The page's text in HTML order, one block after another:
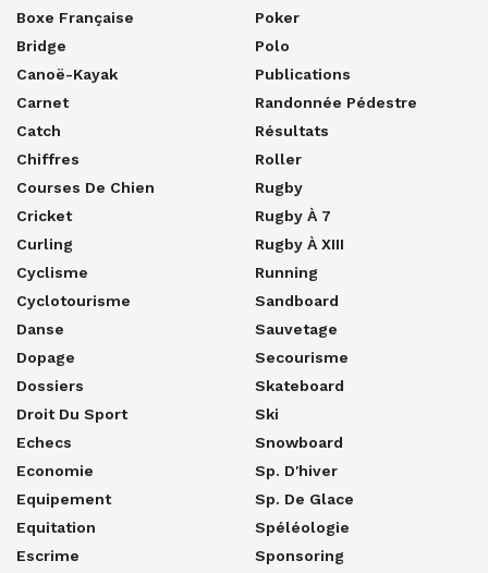
Boxe Française
Bridge
Canoë-Kayak
Carnet
Catch
Chiffres
Courses De Chien
Cricket
Curling
Cyclisme
Cyclotourisme
Danse
Dopage
Dossiers
Droit Du Sport
Echecs
Economie
Equipement
Equitation
Escrime
Poker
Polo
Publications
Randonnée Pédestre
Résultats
Roller
Rugby
Rugby À 7
Rugby À XIII
Running
Sandboard
Sauvetage
Secourisme
Skateboard
Ski
Snowboard
Sp. D'hiver
Sp. De Glace
Spéléologie
Sponsoring